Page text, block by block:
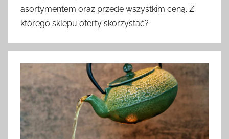
asortymentem oraz przede wszystkim ceną. Z
którego sklepu oferty skorzystać?